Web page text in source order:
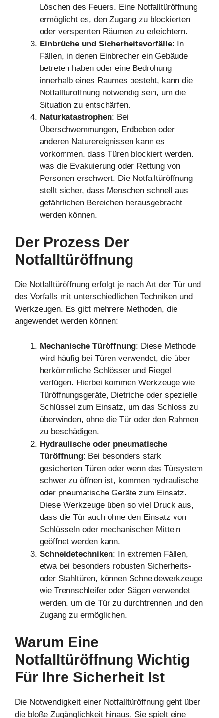
Löschen des Feuers. Eine Notfalltüröffnung
ermöglicht es, den Zugang zu blockierten
oder versperrten Räumen zu erleichtern.
Einbrüche und Sicherheitsvorfälle: In
Fällen, in denen Einbrecher ein Gebäude
betreten haben oder eine Bedrohung
innerhalb eines Raumes besteht, kann die
Notfalltüröffnung notwendig sein, um die
Situation zu entschärfen.
Naturkatastrophen: Bei
Überschwemmungen, Erdbeben oder
anderen Naturereignissen kann es
vorkommen, dass Türen blockiert werden,
was die Evakuierung oder Rettung von
Personen erschwert. Die Notfalltüröffnung
stellt sicher, dass Menschen schnell aus
gefährlichen Bereichen herausgebracht
werden können.
Der Prozess Der
Notfalltüröffnung
Die Notfalltüröffnung erfolgt je nach Art der Tür und
des Vorfalls mit unterschiedlichen Techniken und
Werkzeugen. Es gibt mehrere Methoden, die
angewendet werden können:
Mechanische Türöffnung: Diese Methode
wird häufig bei Türen verwendet, die über
herkömmliche Schlösser und Riegel
verfügen. Hierbei kommen Werkzeuge wie
Türöffnungsgeräte, Dietriche oder spezielle
Schlüssel zum Einsatz, um das Schloss zu
überwinden, ohne die Tür oder den Rahmen
zu beschädigen.
Hydraulische oder pneumatische
Türöffnung: Bei besonders stark
gesicherten Türen oder wenn das Türsystem
schwer zu öffnen ist, kommen hydraulische
oder pneumatische Geräte zum Einsatz.
Diese Werkzeuge üben so viel Druck aus,
dass die Tür auch ohne den Einsatz von
Schlüsseln oder mechanischen Mitteln
geöffnet werden kann.
Schneidetechniken: In extremen Fällen,
etwa bei besonders robusten Sicherheits-
oder Stahltüren, können Schneidewerkzeuge
wie Trennschleifer oder Sägen verwendet
werden, um die Tür zu durchtrennen und den
Zugang zu ermöglichen.
Warum Eine
Notfalltüröffnung Wichtig
Für Ihre Sicherheit Ist
Die Notwendigkeit einer Notfalltüröffnung geht über
die bloße Zugänglichkeit hinaus. Sie spielt eine